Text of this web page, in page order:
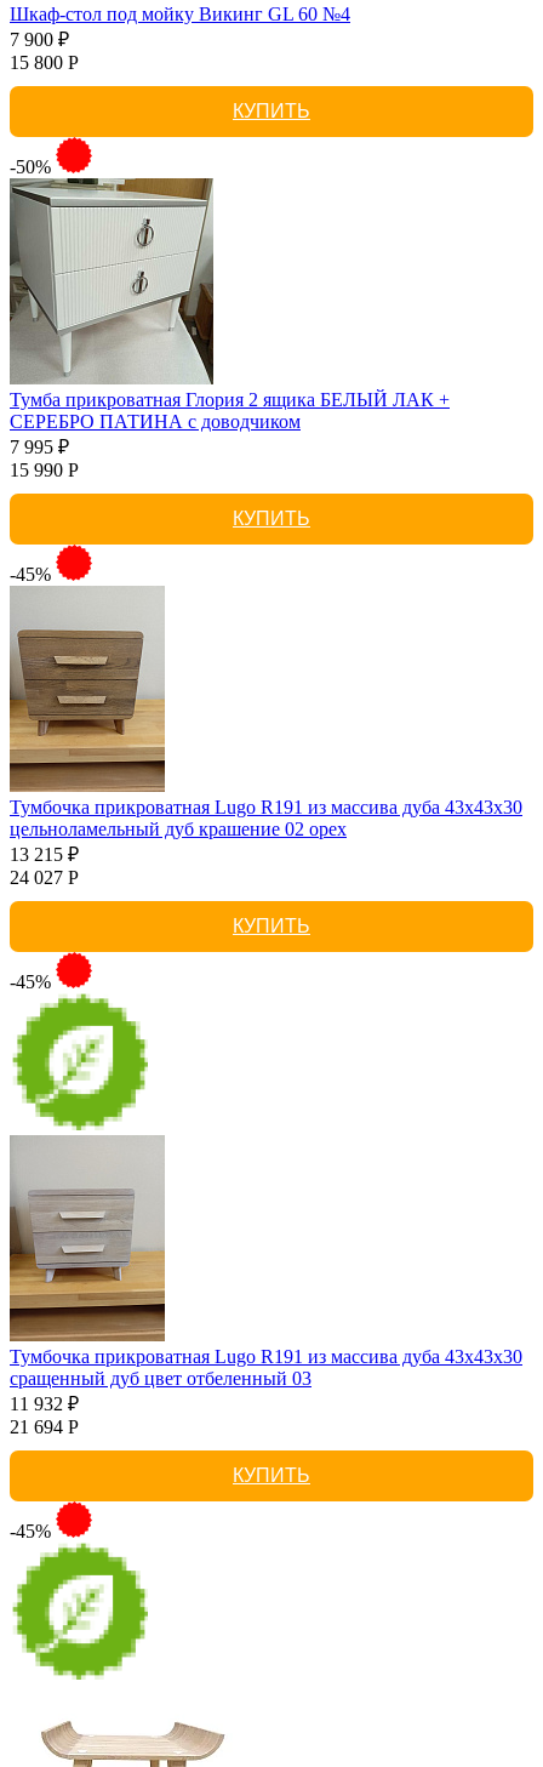
Шкаф-стол под мойку Викинг GL 60 №4
7 900 ₽
15 800 Р
КУПИТЬ
-50%
Тумба прикроватная Глория 2 ящика БЕЛЫЙ ЛАК +
СЕРЕБРО ПАТИНА с доводчиком
7 995 ₽
15 990 Р
КУПИТЬ
-45%
Тумбочка прикроватная Lugo R191 из массива дуба 43х43х30
цельноламельный дуб крашение 02 орех
13 215 ₽
24 027 Р
КУПИТЬ
-45%
Тумбочка прикроватная Lugo R191 из массива дуба 43х43х30
сращенный дуб цвет отбеленный 03
11 932 ₽
21 694 Р
КУПИТЬ
-45%